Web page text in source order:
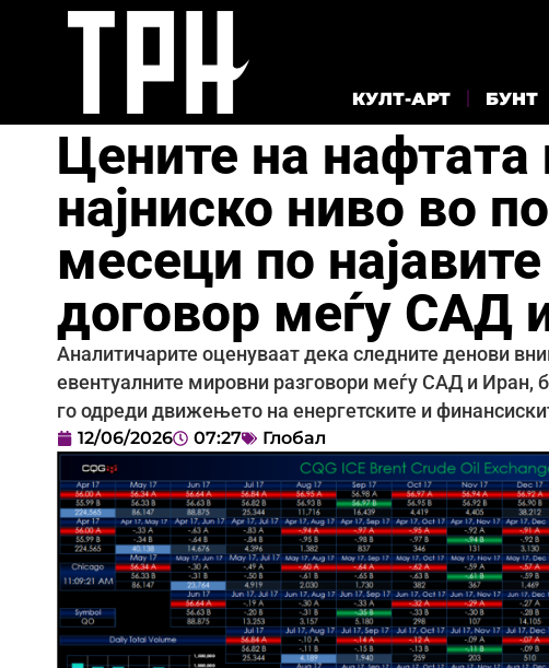
КУЛТ-АРТ БУНТ
Цените на нафтата
најниско ниво во
месеци по
договор меѓу САД
Аналитичарите оценуваат дека следните денови
евентуалните мировни разговори меѓу САД и Иран,
го одреди движењето на енергетските и
12/06/2026 07:27 Глобал